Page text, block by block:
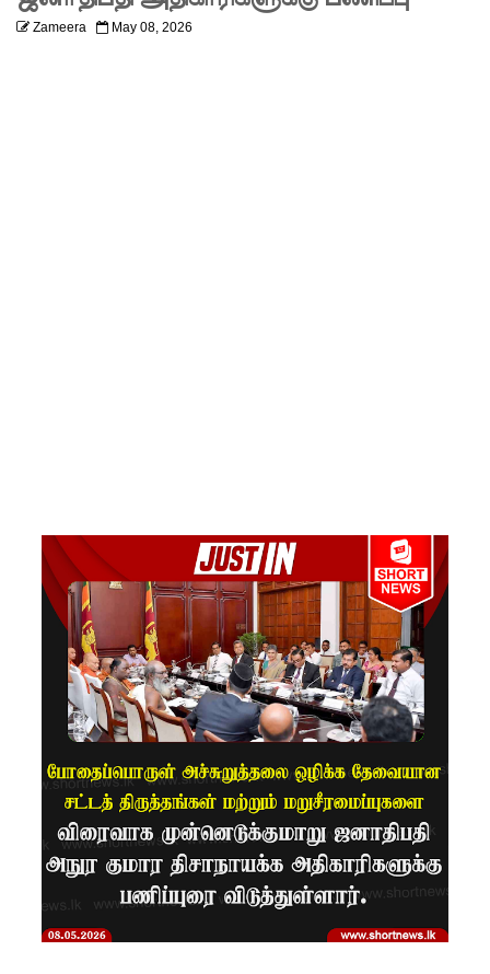
சாகரவுக்
னையை
ஏற்றுக்
கொள்ள
முடியாது -
மேல்கம்
கார்டினல்
இஷாரா
செவ்வந்தி
க்கு
மீண்டும்
விளக்கம
Zameera May 08, 2026